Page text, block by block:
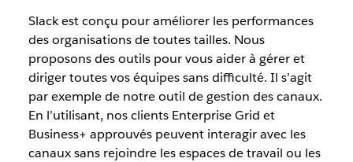
Slack est conçu pour améliorer les performances
des organisations de toutes tailles. Nous
proposons des outils pour vous aider à gérer et
diriger toutes vos équipes sans difficulté. Il s’agit
par exemple de notre outil de gestion des canaux.
En l’utilisant, nos clients Enterprise Grid et
Business+ approuvés peuvent interagir avec les
canaux sans rejoindre les espaces de travail ou les